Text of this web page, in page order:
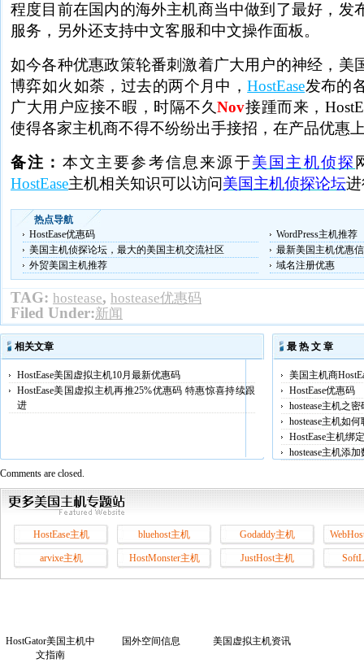
程度目前在国内的海外主机商当中做到了最好，发
服务，另外还支持中文客服和中文操作面板。
如今各种优惠政策轮番刺激着广大用户的神经，美
博弈如火如荼，过去的两个月中，HostEase发布的
广大用户应接不暇，时隔不久Nov接踵而来，
使得各家主机商不得不纷纷出手接招，在产品优惠
备注： 本文主要参考信息来源于美国主机侦探
HostEase主机相关知识可以访问美国主机侦探论坛
热点导航
HostEase优惠码
WordPress主机推荐
美国主机侦探论坛，最大的美国主机交流社区
最新美国主机优惠
外贸美国主机推荐
域名注册优惠
TAG: hostease, hostease优惠码
Filed Under:新闻
相关文章
HostEase美国虚拟主机10月最新优惠码
HostEase美国虚拟主机再推25%优惠码 特惠惊喜持续跟
进
最 热 文 章
美国主机商
HostEase优惠码
hostease主机之
hostease主机如
HostEase主机绑
hostease主机添
Comments are closed.
HostEase主机 bluehost主机 Godaddy主机
arvixe主机 HostMonster主机 JustHost主机
HostGator美国主机中
文指南
国外空间信息 美国虚拟主机资讯